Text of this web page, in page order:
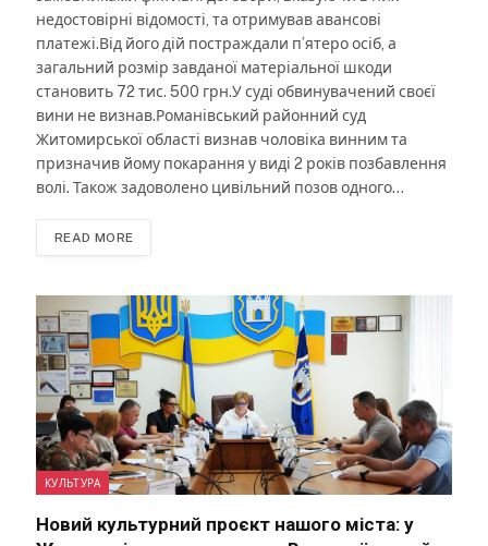
недостовірні відомості, та отримував авансові
платежі.Від його дій постраждали п’ятеро осіб, а
загальний розмір завданої матеріальної шкоди
становить 72 тис. 500 грн.У суді обвинувачений своєї
вини не визнав.Романівський районний суд
Житомирської області визнав чоловіка винним та
призначив йому покарання у виді 2 років позбавлення
волі. Також задоволено цивільний позов одного…
READ MORE
КУЛЬТУРА
Новий культурний проєкт нашого міста: у